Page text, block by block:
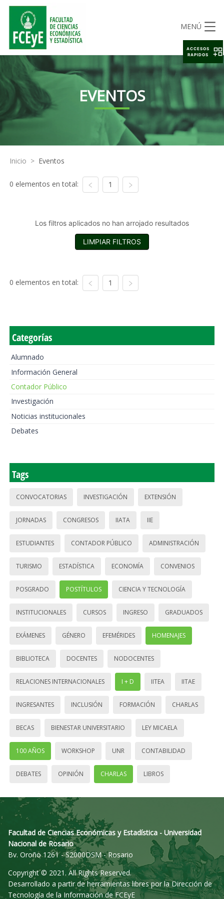
MENÚ
EVENTOS
Inicio > Eventos
0 elementos en total: 1
Los filtros aplicados no han arrojado resultados
LIMPIAR FILTROS
0 elementos en total: 1
Categorías
Alumnado
Información General
Contador Público
Investigación
Noticias institucionales
Debates
Tags
CONVOCATORIAS INVESTIGACIÓN EXTENSIÓN
JORNADAS CONGRESOS IIATA IIE
ESTUDIANTES CONTADOR PÚBLICO ADMINISTRACIÓN
TURISMO ESTADÍSTICA ECONOMÍA CONVENIOS
POSGRADO POSTÍTULOS CIENCIA Y TECNOLOGÍA
INSTITUCIONALES CURSOS INGRESO GRADUADOS
EXÁMENES GÉNERO EFEMÉRIDES HOMENAJES
BIBLIOTECA DOCENTES NODOCENTES
RELACIONES INTERNACIONALES I + D IITEA IITAE
INGRESANTES INCLUSIÓN FORMACIÓN CHARLAS
BECAS BIENESTAR UNIVERSITARIO LEY MICAELA
100 AÑOS WORKSHOP UNR CONTABILIDAD
DEBATES OPINIÓN CHARLAS LIBROS
Facultad de Ciencias Económicas y Estadística - Universidad
Nacional de Rosario
Bv. Oroño 1261 - S2000DSM - Rosario
Copyright © 2021. All Rights Reserved.
Desarrollado a partir de herramientas libres por la Dirección de
Tecnología de la Información de FCEyE
ACCESOS
RAPIDOS